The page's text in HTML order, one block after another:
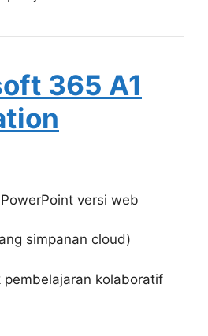
365 A1
versi web
simpanan cloud)
pembelajaran kolaboratif